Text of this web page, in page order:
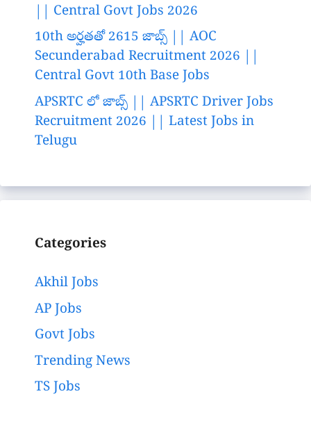
|| Central Govt Jobs 2026
10th అర్హతతో 2615 జాబ్స్ || AOC
Secunderabad Recruitment 2026 ||
Central Govt 10th Base Jobs
APSRTC లో జాబ్స్ || APSRTC Driver Jobs
Recruitment 2026 || Latest Jobs in
Telugu
Categories
Akhil Jobs
AP Jobs
Govt Jobs
Trending News
TS Jobs